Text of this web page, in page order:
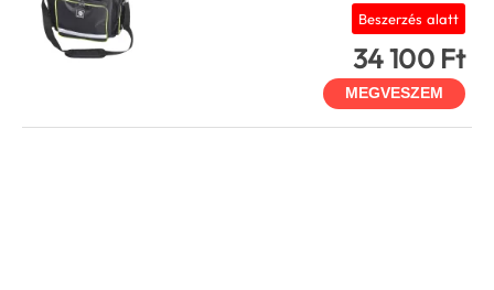
Beszerzés alatt
34 100 Ft
MEGVESZEM